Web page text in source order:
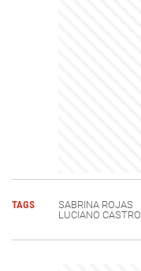
TAGS SABRINA ROJAS
LUCIANO CASTRO